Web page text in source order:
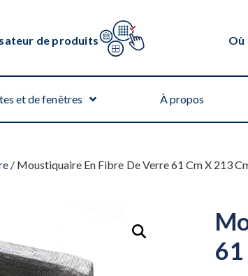
de produits Où
et de fenêtres À propos
/ Moustiquaire En Fibre De Verre 61 Cm X 213
61